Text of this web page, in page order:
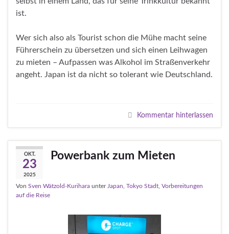
ist.
Wer sich also als Tourist schon die Mühe macht seine
Führerschein zu übersetzen und sich einen Leihwagen
zu mieten – Aufpassen was Alkohol im Straßenverkehr
angeht. Japan ist da nicht so tolerant wie Deutschland.
Kommentar hinterlassen
OKT.
23
2025
Powerbank zum Mieten
Von Sven Wätzold-Kurihara unter Japan Tokyo Stadt Vorbereitungen
auf die Reise